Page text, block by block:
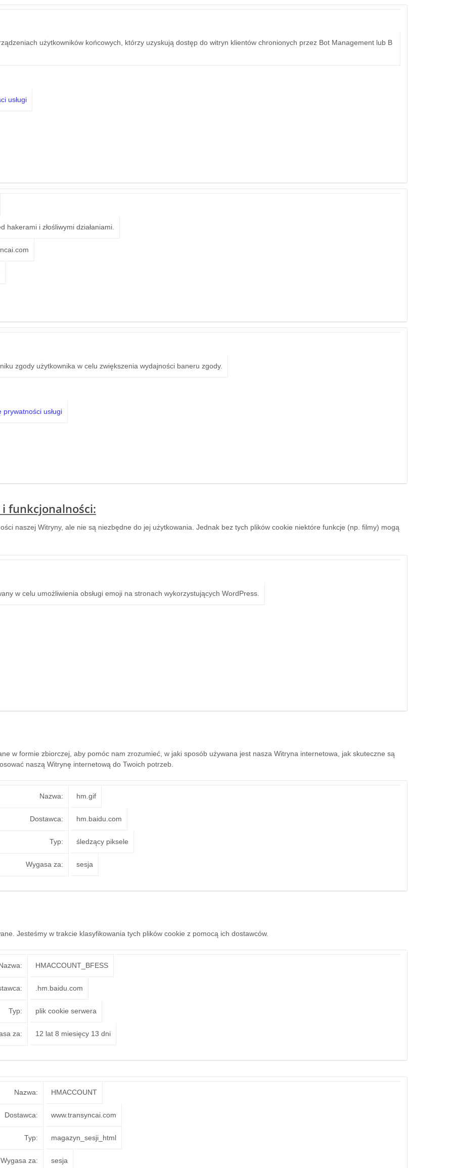
użytkowników końcowych, którzy uzyskują dostęp do witryn klientów chronionych przez Bot Management lub B
usługi
hakerami i złośliwymi działaniami.
zgody użytkownika w celu zwiększenia wydajności baneru zgody.
prywatności usługi
funkcjonalności:
naszej Witryny, ale nie są niezbędne do jej użytkowania. Jednak bez tych plików cookie niektóre funkcje (np. filmy) mogą
w celu umożliwienia obsługi emoji na stronach wykorzystujących WordPress.
w formie zbiorczej, aby pomóc nam zrozumieć, w jaki sposób używana jest nasza Witryna internetowa, jak skuteczne są
naszą Witrynę internetową do Twoich potrzeb.
Nazwa: hm.gif
Dostawca: hm.baidu.com
Typ: śledzący piksele
Wygasa za: sesja
Jesteśmy w trakcie klasyfikowania tych plików cookie z pomocą ich dostawców.
HMACCOUNT_BFESS
.hm.baidu.com
Typ: plik cookie serwera
za: 12 lat 8 miesięcy 13 dni
Nazwa: HMACCOUNT
Dostawca: www.transyncai.com
Typ: magazyn_sesji_html
Wygasa za: sesja